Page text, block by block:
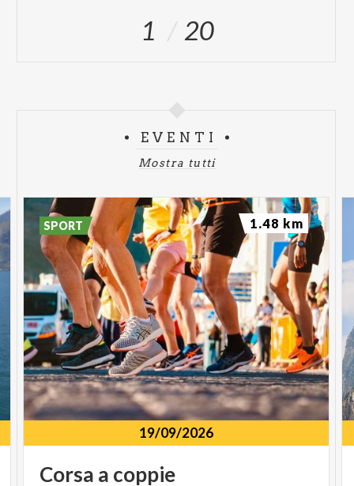
1 20
EVENTI
Mostra tutti
19/09/2026
Corsa a coppie
SPORT 1.48 km